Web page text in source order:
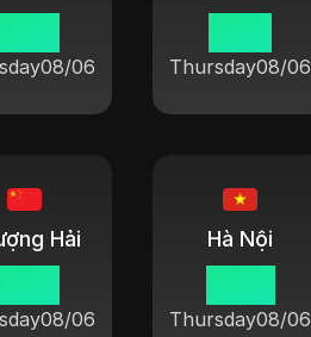
08/06 Thursday08/06
Hải
08/06
Hà Nội
Thursday08/06